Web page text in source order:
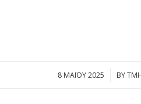
8 ΜΑΪ́ΟΥ 2025
/ BY